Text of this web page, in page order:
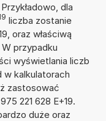
dla
liczba zostanie
oraz właściwą
przypadku
wyświetlania liczb
w kalkulatorach
zastosować
221 628 E+19.
duże oraz